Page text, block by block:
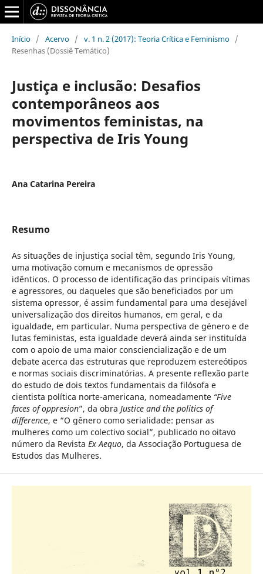
Início / Acervo / v. 1 n. 2 (2017): Teoria Crítica e Feminismo /
Resenhas (Dossiê Temático)
Justiça e inclusão: Desafios
contemporâneos aos
movimentos feministas, na
perspectiva de Iris Young
Ana Catarina Pereira
Resumo
As situações de injustiça social têm, segundo Iris Young,
uma motivação comum e mecanismos de opressão
idênticos. O processo de identificação das principais vítimas
e agressores, ou daqueles que são beneficiados por um
sistema opressor, é assim fundamental para uma desejável
universalização dos direitos humanos, em geral, e da
igualdade, em particular. Numa perspectiva de género e de
lutas feministas, esta igualdade deverá ainda ser instituída
com o apoio de uma maior consciencialização e de um
debate acerca das estruturas que reproduzem estereótipos
e normas sociais discriminatórias. A presente reflexão parte
do estudo de dois textos fundamentais da filósofa e
cientista política norte-americana, nomeadamente “Five
faces of oppresion”, da obra Justice and the politics of
difference, e “O gênero como serialidade: pensar as
mulheres como um colectivo social”, publicado no oitavo
número da Revista Ex Aequo, da Associação Portuguesa de
Estudos das Mulheres.